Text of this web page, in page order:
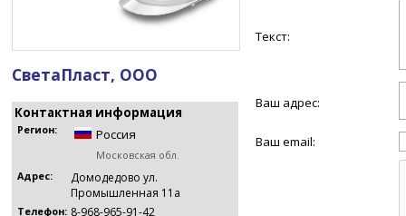
СветаПласт, ООО
Контактная информация
Регион: Россия
Московская обл.
Адрес:
Домодедово ул.
Промышленная 11а
Телефон: 8-968-965-91-42
Текст:
Ваш адрес:
Ваш email: